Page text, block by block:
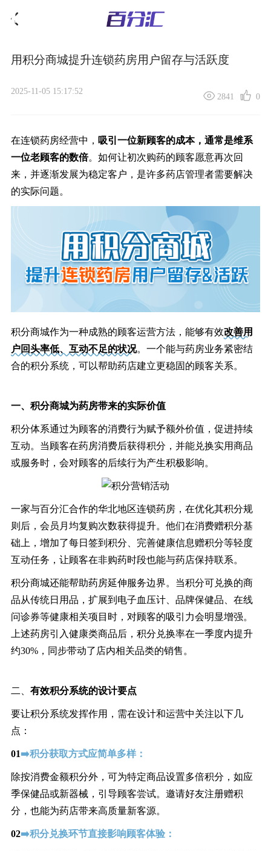
用积分商城提升连锁药房用户留存与活跃度
2025-11-05 15:17:52
2841 0
在连锁药房经营中， 吸引一位新顾客的成本，通常是维系
一位老顾客的数倍。如何让初次购药的顾客愿意再次回
来，并逐渐发展为稳定客户，是许多药店管理者需要解决
的实际问题。
积分商城作为一种成熟的顾客运营方法，能够有效改善用
户回头率低、互动不足的状况。一个能与药房业务紧密结
合的积分系统，可以帮助药店建立更稳固的顾客关系。
一、积分商城为药房带来的实际价值
积分体系通过为顾客的消费行为赋予额外价值，促进持续
互动。当顾客在药房消费后获得积分，并能兑换实用商品
或服务时，会对顾客的后续行为产生积极影响。
一家与百分汇合作的华北地区连锁药房，在优化其积分规
则后，会员月均复购次数获得提升。他们在消费赠积分基
础上，增加了每日签到积分、完善健康信息赠积分等轻度
互动任务，让顾客在非购药时段也能与药店保持联系。
积分商城还能帮助药房延伸服务边界。当积分可兑换的商
品从传统日用品，扩展到电子血压计、品牌保健品、在线
问诊券等健康相关项目时，对顾客的吸引力会明显增强。
上述药房引入健康类商品后，积分兑换率在一季度内提升
约30%，同步带动了店内相关品类的销售。
二、 有效积分系统的设计要点
要让积分系统发挥作用，需在设计和运营中关注以下几
点：
01➡️积分获取方式应简单多样：
除按消费金额积分外，可为特定商品设置多倍积分，如应
季保健品或新器械，引导顾客尝试。邀请好友注册赠积
分，也能为药店带来高质量新客源。
02➡️积分兑换环节直接影响顾客体验：